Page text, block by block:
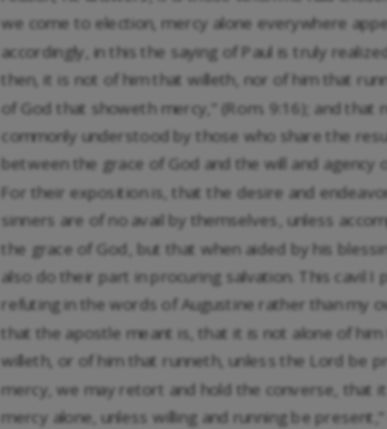
we come to election, mercy alone everywhere
accordingly, in this the saying of Paul is truly
then, it is not of him that willeth, nor of him that
of God that showeth mercy,” (Rom. 9:16); and that
commonly understood by those who share the
between the grace of God and the will and agency
For their exposition is, that the desire and
sinners are of no avail by themselves, unless
the grace of God, but that when aided by his
also do their part in procuring salvation. This cavil I
refuting in the words of Augustine rather than my
that the apostle meant is, that it is not alone of him
willeth, or of him that runneth, unless the Lord be
mercy, we may retort and hold the converse, that
mercy alone, unless willing and running be present,”